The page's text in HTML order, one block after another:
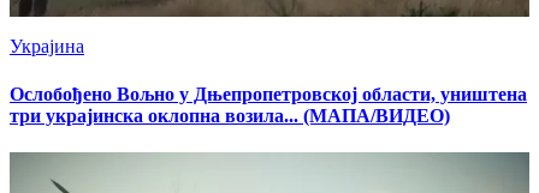
Украјина
Ослобођено Вољно у Дњепропетровској области, уништена
три украјинска оклопна возила... (МАПА/ВИДЕО)